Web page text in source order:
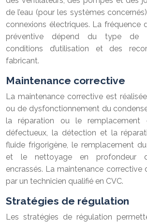
de l’eau (pour les systèmes
connexions électriques. La fréquence
préventive dépend du type de
conditions d’utilisation et des
fabricant.
Maintenance corrective
La maintenance corrective est
ou de dysfonctionnement du
la réparation ou le remplacement
défectueux, la détection et la
fluide frigorigène, le remplacement
et le nettoyage en profondeur
encrassés. La maintenance corrective
par un technicien qualifié en CVC.
Stratégies de régulation
Les stratégies de régulation